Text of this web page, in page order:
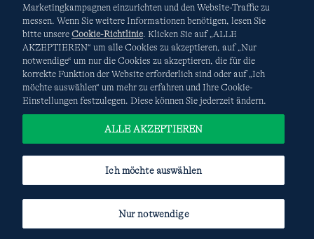
Cookies-Ich möchte auswählen Site Map
Internationale Websites
Diese Website ist durch reCAPTCHA geschützt. Es gelten die
DatenschutzerklärungundNutzungsbedingungen
Google.
Marketingkampagnen einzurichten und den Website-Traffic zu
messen. Wenn Sie weitere Informationen benötigen, lesen Sie
bitte unsere Cookie-Richtlinie. Klicken Sie auf „ALLE
AKZEPTIEREN“ um alle Cookies zu akzeptieren, auf „Nur
notwendige“ um nur die Cookies zu akzeptieren, die für die
korrekte Funktion der Website erforderlich sind oder auf „Ich
möchte auswählen“ um mehr zu erfahren und Ihre Cookie-
Einstellungen festzulegen. Diese können Sie jederzeit ändern.
Ich möchte auswählen
Nur notwendige
ALLE AKZEPTIEREN